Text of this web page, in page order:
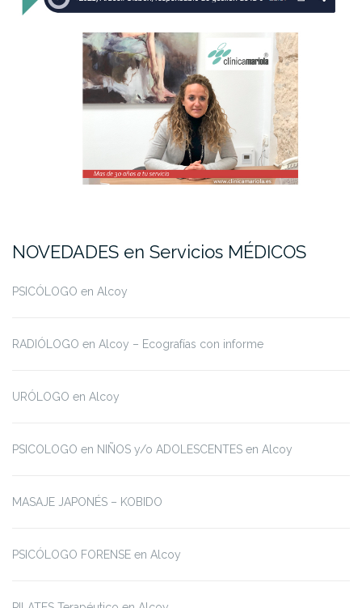
NOVEDADES en Servicios MÉDICOS
PSICÓLOGO en Alcoy
RADIÓLOGO en Alcoy – Ecografías con informe
URÓLOGO en Alcoy
PSICOLOGO en NIÑOS y/o ADOLESCENTES en Alcoy
MASAJE JAPONÉS – KOBIDO
PSICÓLOGO FORENSE en Alcoy